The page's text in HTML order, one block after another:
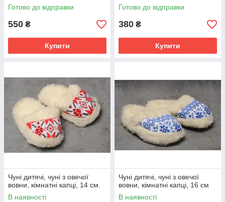
Готово до відправки
550 ₴
Купити
Готово до відправки
380 ₴
Купити
Чуні дитячі, чуні з овечої
вовни, кімнатні капці, 14 см.
В наявності
Чуні дитячі, чуні з овечої
вовни, кімнатні капці, 16 см
В наявності